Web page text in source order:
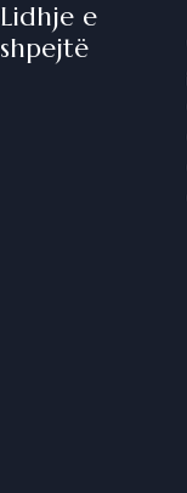
Lidhje e
shpejtë